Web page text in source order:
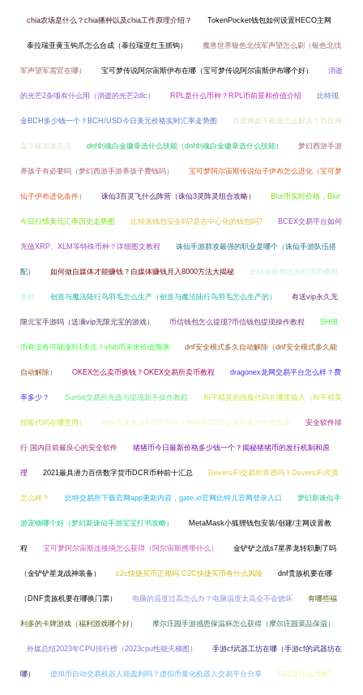
chia农场是什么？chia播种以及chia工作原理介绍？ TokenPocket钱包如何设置HECO主网
泰拉瑞亚黄玉钩爪怎么合成（泰拉瑞亚红玉抓钩） 魔兽世界银色北伐军声望怎么刷（银色北伐
军声望军需官在哪） 宝可梦传说阿尔宙斯伊布在哪（宝可梦传说阿尔宙斯伊布哪个好） 消逝
的光芒2杂项有什么用（消逝的光芒2dlc） RPL是什么币种？RPL币前景和价值介绍 比特现
金BCH多少钱一个？BCH/USD今日美元价格实时汇率走势图 百度网盘下载慢怎么解决？百度网
盘下载加速方法 dnf剑魂白金徽章选什么技能（dnf剑魂白金徽章选什么技能） 梦幻西游手游
养孩子有必要吗（梦幻西游手游养孩子费钱吗） 宝可梦阿尔宙斯传说仙子伊布怎么进化（宝可梦
仙子伊布进化条件） 诛仙3百灵飞什么阵营（诛仙3灵阵灵组合攻略） Blur币实时价格，Blur
今日行情美元汇率历史走势图 比特派钱包安全吗?是去中心化的钱包吗? BCEX交易平台如何
充值XRP、XLM等特殊币种？详细图文教程 诛仙手游群攻最强的职业是哪个（诛仙手游队伍搭
配） 如何做自媒体才能赚钱？自媒体赚钱月入8000方法大揭秘 比特派钱包收发EOS币使用
教程 创造与魔法陆行鸟羽毛怎么生产（创造与魔法陆行鸟羽毛怎么生产的） 有送vip永久无
限元宝手游吗（送满vip无限元宝的游戏） 币信钱包怎么提现?币信钱包提现操作教程 SHIB
币有没有可能涨到1美元？shib币未来价值预测 dnf安全模式多久自动解除（dnf安全模式多久能
自动解除） OKEX怎么卖币换钱？OKEX交易所卖币教程 dragonex龙网交易平台怎么样？费
率多少？ Sunbit交易所充值与提现新手操作教程 和平精英的捏脸代码在哪里输入（和平精英
捏脸代码在哪里用） 狗狗币未来达到100元吗？狗狗币2025会涨到多少价格预测 安全软件排
行 国内目前最良心的安全软件 猪猪币今日最新价格多少钱一个？揭秘猪猪币的发行机制和原
理 2021最具潜力百倍数字货币DCR币种前十汇总 DeversiFi交易所靠谱吗？DeversiFi究竟
怎么样？ 比特交易所下载官网app更新内容，gate.io官网比特儿官网登录入口 梦幻新诛仙手
游宠物哪个好（梦幻新诛仙手游宝宝打书攻略） MetaMask小狐狸钱包安装/创建/主网设置教
程 宝可梦阿尔宙斯连接绳怎么获得（阿尔宙斯携带什么） 金铲铲之战s7星界龙转职删了吗
（金铲铲星龙战神装备） c2c快捷买币正规吗 C2C快捷买币有什么风险 dnf贵族机要在哪
（DNF贵族机要在哪换门票） 电脑的温度过高怎么办？电脑温度太高会不会烧坏 有哪些福
利多的卡牌游戏（福利游戏哪个好） 摩尔庄园手游感恩保温杯怎么获得（摩尔庄园菜品保温）
外媒总结2023年CPU排行榜（2023cpu性能天梯图） 手游cf武器工坊在哪（手游cf的武器坊在
哪） 虚拟币自动交易机器人能盈利吗？虚拟币量化机器人交易平台分享 EVZ是什么币种?